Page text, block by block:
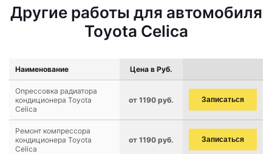
Другие работы для автомобиля
Toyota Celica
Наименование Цена в Руб.
Опрессовка радиатора
кондиционера Toyota
Celica
от 1190 руб. Записаться
Ремонт компрессора
кондиционера Toyota
Celica
от 1190 руб. Записаться